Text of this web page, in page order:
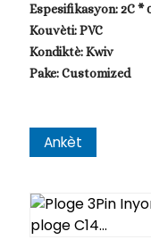
Espesifikasyon: 2C *
Kouvèti: PVC
Kondiktè: Kwiv
Pake: Customized
Ankèt